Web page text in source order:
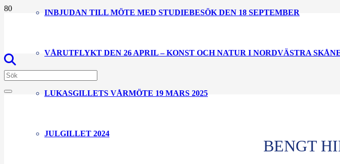
INBJUDAN TILL MÖTE MED STUDIEBESÖK DEN 18 SEPTEMBER
VÅRUTFLYKT DEN 26 APRIL – KONST OCH NATUR I NORDVÄSTRA
LUKASGILLETS VÅRMÖTE 19 MARS 2025
JULGILLET 2024
BENGT